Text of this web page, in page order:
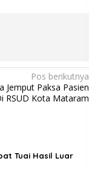
Pos berikutnya
Jemput Paksa Pasien
RSUD Kota Mataram
Tuai Hasil Luar